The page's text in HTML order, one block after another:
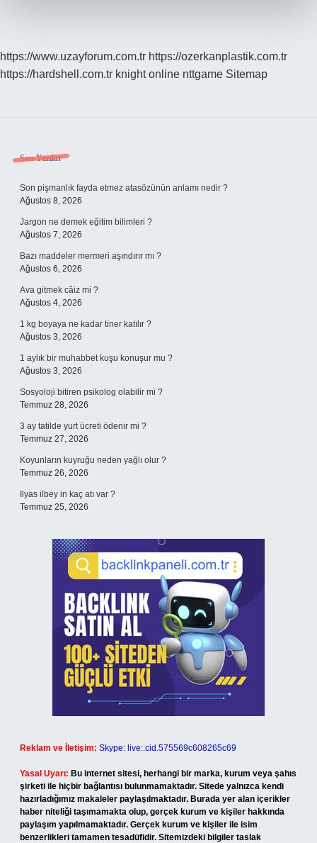
https://www.uzayforum.com.tr https://ozerkanplastik.com.tr
https://hardshell.com.tr knight online nttgame Sitemap
Sidebar
Son Yazılar
Son pişmanlık fayda etmez atasözünün anlamı nedir ?
Ağustos 8, 2026
Jargon ne demek eğitim bilimleri ?
Ağustos 7, 2026
Bazı maddeler mermeri aşındırır mı ?
Ağustos 6, 2026
Ava gitmek câiz mi ?
Ağustos 4, 2026
1 kg boyaya ne kadar tiner katılır ?
Ağustos 3, 2026
1 aylık bir muhabbet kuşu konuşur mu ?
Ağustos 3, 2026
Sosyoloji bitiren psikolog olabilir mi ?
Temmuz 28, 2026
3 ay tatilde yurt ücreti ödenir mi ?
Temmuz 27, 2026
Koyunların kuyruğu neden yağlı olur ?
Temmuz 26, 2026
Ilyas ilbey in kaç atı var ?
Temmuz 25, 2026
Reklam ve İletişim: Skype: live:.cid.575569c608265c69
Yasal Uyarı: Bu internet sitesi, herhangi bir marka, kurum veya şahıs
şirketi ile hiçbir bağlantısı bulunmamaktadır. Sitede yalnızca kendi
hazırladığımız makaleler paylaşılmaktadır. Burada yer alan içerikler
haber niteliği taşımamakta olup, gerçek kurum ve kişiler hakkında
paylaşım yapılmamaktadır. Gerçek kurum ve kişiler ile isim
benzerlikleri tamamen tesadüfidir. Sitemizdeki bilgiler taslak